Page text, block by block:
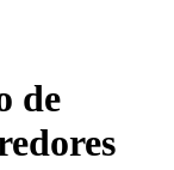
de